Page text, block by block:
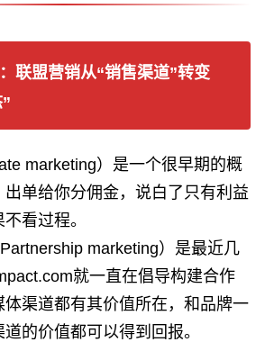
联盟营销从“销售渠道”转变
marketing）是一个很早期的概
单给你分佣金，说白了只有利益
看过程。
Partnership marketing）是最近几
就一直在倡导构建合作
渠道都有其价值所在，和品牌一
的价值都可以得到回报。